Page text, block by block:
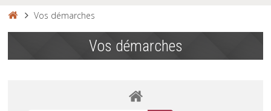
Vos démarches
Vos démarches